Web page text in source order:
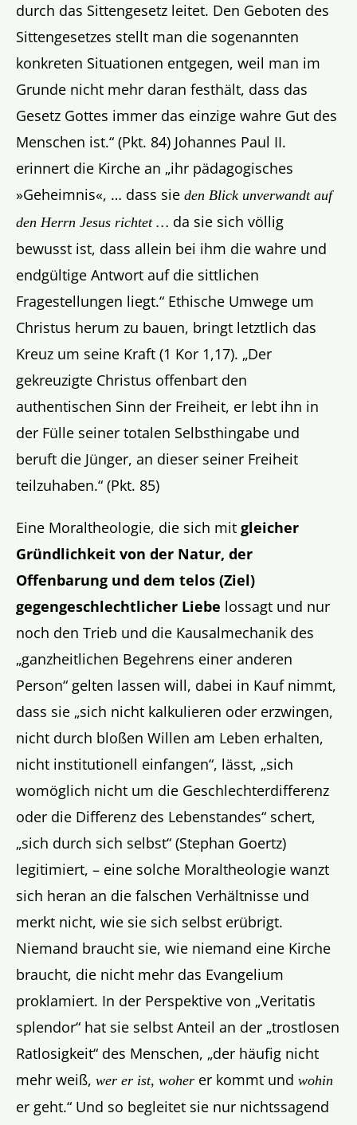
durch das Sittengesetz leitet. Den Geboten des
Sittengesetzes stellt man die sogenannten
konkreten Situationen entgegen, weil man im
Grunde nicht mehr daran festhält, dass das
Gesetz Gottes immer das einzige wahre Gut des
Menschen ist.“ (Pkt. 84) Johannes Paul II.
erinnert die Kirche an „ihr pädagogisches
»Geheimnis«, … dass sie den Blick unverwandt auf
den Herrn Jesus richtet … da sie sich völlig
bewusst ist, dass allein bei ihm die wahre und
endgültige Antwort auf die sittlichen
Fragestellungen liegt.“ Ethische Umwege um
Christus herum zu bauen, bringt letztlich das
Kreuz um seine Kraft (1 Kor 1,17). „Der
gekreuzigte Christus offenbart den
authentischen Sinn der Freiheit, er lebt ihn in
der Fülle seiner totalen Selbsthingabe und
beruft die Jünger, an dieser seiner Freiheit
teilzuhaben.“ (Pkt. 85)
Eine Moraltheologie, die sich mit gleicher
Gründlichkeit von der Natur, der
Offenbarung und dem telos (Ziel)
gegengeschlechtlicher Liebe lossagt und nur
noch den Trieb und die Kausalmechanik des
„ganzheitlichen Begehrens einer anderen
Person“ gelten lassen will, dabei in Kauf nimmt,
dass sie „sich nicht kalkulieren oder erzwingen,
nicht durch bloßen Willen am Leben erhalten,
nicht institutionell einfangen“, lässt, „sich
womöglich nicht um die Geschlechterdifferenz
oder die Differenz des Lebenstandes“ schert,
„sich durch sich selbst“ (Stephan Goertz)
legitimiert, – eine solche Moraltheologie wanzt
sich heran an die falschen Verhältnisse und
merkt nicht, wie sie sich selbst erübrigt.
Niemand braucht sie, wie niemand eine Kirche
braucht, die nicht mehr das Evangelium
proklamiert. In der Perspektive von „Veritatis
splendor“ hat sie selbst Anteil an der „trostlosen
Ratlosigkeit“ des Menschen, „der häufig nicht
mehr weiß, wer er ist, woher er kommt und wohin
er geht.“ Und so begleitet sie nur nichtssagend